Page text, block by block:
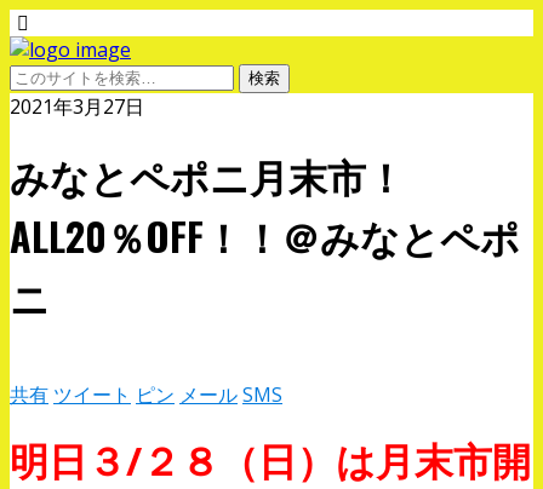
2021年3月27日
みなとペポニ月末市！
ALL20％OFF！！＠みなとペポ
ニ
共有 ツイート ピン メールSMS
明日３/２８（日）は月末市開